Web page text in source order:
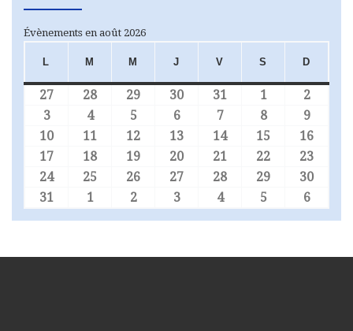
Évènements en août 2026
L LUNDIM MARDI
M MERCREDI
J JEUDIV VENDREDI
S SAMEDI
D
27 27 juillet 2026
28 28 juillet 2026
29 29 juillet 2026
30 30 juillet 2026
31 31 juillet 2026
1 1 août 2026
2
3 3 août 2026
44 août 2026
5 5 août 2026
6 6 août 2026
7 7 août 2026
8 8 août 2026
9
10 10 août 2026
11 11 août 2026
12 12 août 2026
13 13 août 2026
1414 août 2026
15 15 août 2026
16
17 17 août 2026
18 18 août 2026
19 19 août 2026
20 20 août 2026
21 21 août 2026
22 22 août 2026
23
2424 août 2026
25 25 août 2026
26 26 août 2026
27 27 août 2026
28 28 août 2026
29 29 août 2026
30
31 31 août 2026
1 1 septembre 2026
2 2 septembre 2026
3 3 septembre 2026
44 septembre 2026
5 5 septembre
6